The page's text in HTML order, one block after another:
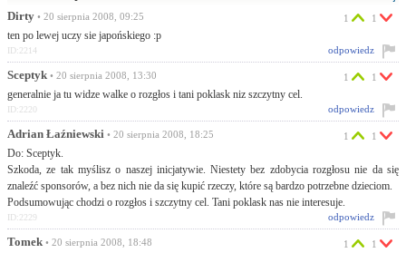
Dirty • 20 sierpnia 2008, 09:25
ten po lewej uczy sie japońskiego :p
1 1
odpowiedz
ID:2214
Sceptyk • 20 sierpnia 2008, 13:30
generalnie ja tu widze walke o rozgłos i tani poklask niz szczytny cel.
1 1
odpowiedz
ID:2220
Adrian Łaźniewski • 20 sierpnia 2008, 18:25
Do: Sceptyk.
Szkoda, ze tak myślisz o naszej inicjatywie. Niestety bez zdobycia rozgłosu nie da się
znaleźć sponsorów, a bez nich nie da się kupić rzeczy, które są bardzo potrzebne dzieciom.
Podsumowując chodzi o rozgłos i szczytny cel. Tani poklask nas nie interesuje.
1 1
odpowiedz
ID:2229
Tomek • 20 sierpnia 2008, 18:48 1 1